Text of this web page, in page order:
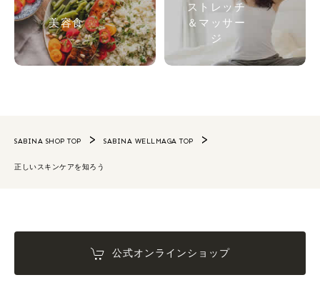
美容食
ストレッチ
＆マッサー
ジ
SABINA SHOP TOP SABINA WELLMAGA TOP
正しいスキンケアを知ろう
公式オンラインショップ